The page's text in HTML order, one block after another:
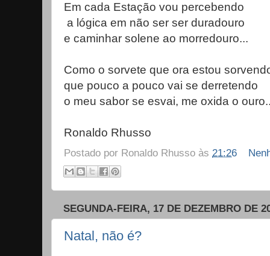
Em cada Estação vou percebendo
a lógica em não ser ser duradouro
e caminhar solene ao morredouro...
Como o sorvete que ora estou
que pouco a pouco vai se derretendo
o meu sabor se esvai, me oxida o
Ronaldo Rhusso
Postado por Ronaldo Rhusso às 21:26
SEGUNDA-FEIRA, 17 DE DEZEMBRO DE
Natal, não é?